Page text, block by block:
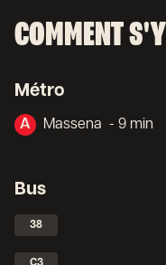
COMMENT
Métro
A Massena - 9 min
Bus
38